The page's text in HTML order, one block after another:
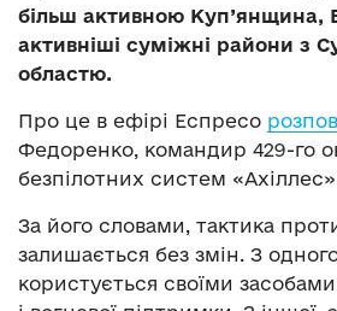
більш активною Куп’янщина,
активніші суміжні райони з
областю.
Про це в ефірі Еспресо
Федоренко, командир 429-го
безпілотних систем
За його словами, тактика
залишається без змін. З
користується своїми засобами